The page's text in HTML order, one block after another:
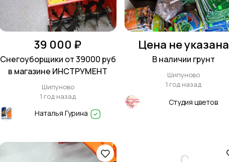
39 000 ₽
Снегоуборщики от 39000 руб
в магазине ИНСТРУМЕНТ
Шипуново
1 год назад
Наталья Гурина
Цена не указана
В наличии грунт
Шипуново
1 год назад
Студия цветов